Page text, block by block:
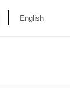
English